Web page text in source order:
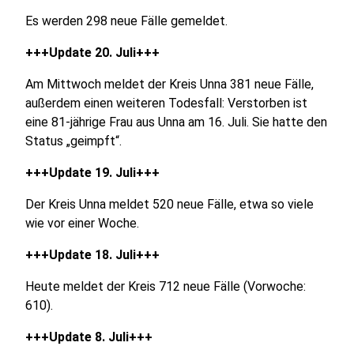
Es werden 298 neue Fälle gemeldet.
+++Update 20. Juli+++
Am Mittwoch meldet der Kreis Unna 381 neue Fälle,
außerdem einen weiteren Todesfall: Verstorben ist
eine 81-jährige Frau aus Unna am 16. Juli. Sie hatte den
Status „geimpft“.
+++Update 19. Juli+++
Der Kreis Unna meldet 520 neue Fälle, etwa so viele
wie vor einer Woche.
+++Update 18. Juli+++
Heute meldet der Kreis 712 neue Fälle (Vorwoche:
610).
+++Update 8. Juli+++